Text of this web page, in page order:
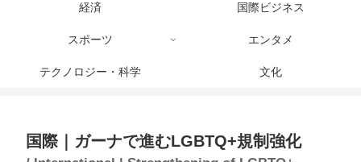
経済 国際ビジネス
スポーツ エンタメ
テクノロジー・科学 文化
国際｜ガーナで進むLGBTQ+規制強化